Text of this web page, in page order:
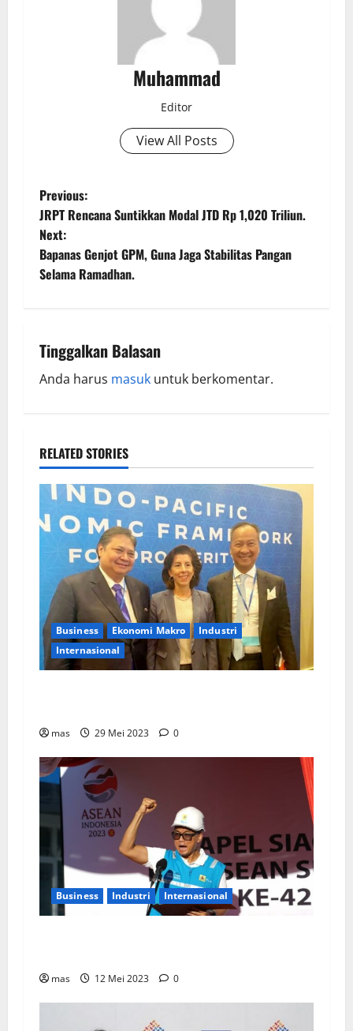
Muhammad
Editor
View All Posts
Previous:
JRPT Rencana Suntikkan Modal JTD Rp 1,020 Triliun.
Next:
Bapanas Genjot GPM, Guna Jaga Stabilitas Pangan
Selama Ramadhan.
Tinggalkan Balasan
Anda harus masuk untuk berkomentar.
RELATED STORIES
Business Ekonomi Makro
Industri
Internasional
mas 29 Mei 2023 0
Business Industri Internasional
mas 12 Mei 2023 0